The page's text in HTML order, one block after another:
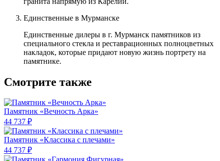
Единственные в Мурманске
Единственные дилеры в г. Мурманск памятников из
специального стекла и реставрационных полноцветных
накладок, которые придают новую жизнь портрету на
памятнике.
Смотрите также
Памятник «Вечность Арка»
44 737 ₽
Памятник «Классика c плечами»
44 737 ₽